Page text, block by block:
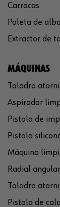
Carracas
Paleta de
Extractor de
MÁQUINAS
Taladro
Aspirador
Pistola de
Pistola
Máquina
Radial
Taladro
Pistola de